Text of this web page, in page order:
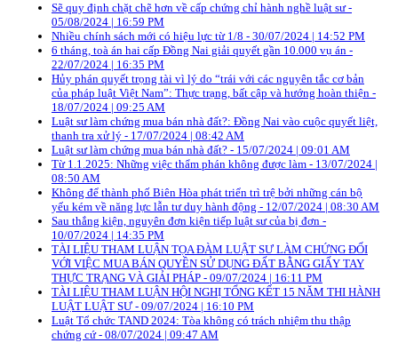
Sẽ quy định chặt chẽ hơn về cấp chứng chỉ hành nghề luật sư -
05/08/2024 | 16:59 PM
Nhiều chính sách mới có hiệu lực từ 1/8 - 30/07/2024 | 14:52 PM
6 tháng, toà án hai cấp Đồng Nai giải quyết gần 10.000 vụ án -
22/07/2024 | 16:35 PM
Hủy phán quyết trọng tài vì lý do “trái với các nguyên tắc cơ bản
của pháp luật Việt Nam”: Thực trạng, bất cập và hướng hoàn thiện -
18/07/2024 | 09:25 AM
Luật sư làm chứng mua bán nhà đất?: Đồng Nai vào cuộc quyết liệt,
thanh tra xử lý - 17/07/2024 | 08:42 AM
Luật sư làm chứng mua bán nhà đất? - 15/07/2024 | 09:01 AM
Từ 1.1.2025: Những việc thẩm phán không được làm - 13/07/2024 |
08:50 AM
Không để thành phố Biên Hòa phát triển trì trệ bởi những cán bộ
yếu kém về năng lực lẫn tư duy hành động - 12/07/2024 | 08:30 AM
Sau thắng kiện, nguyên đơn kiện tiếp luật sư của bị đơn -
10/07/2024 | 14:35 PM
TÀI LIỆU THAM LUẬN TỌA ĐÀM LUẬT SƯ LÀM CHỨNG ĐỐI
VỚI VIỆC MUA BÁN QUYỀN SỬ DỤNG ĐẤT BẰNG GIẤY TAY
THỰC TRẠNG VÀ GIẢI PHÁP - 09/07/2024 | 16:11 PM
TÀI LIỆU THAM LUẬN HỘI NGHỊ TỔNG KẾT 15 NĂM THI HÀNH
LUẬT LUẬT SƯ - 09/07/2024 | 16:10 PM
Luật Tổ chức TAND 2024: Tòa không có trách nhiệm thu thập
chứng cứ - 08/07/2024 | 09:47 AM